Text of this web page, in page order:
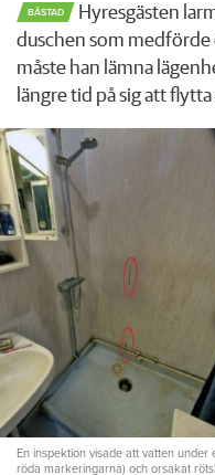
BÅSTAD
Hyresgästen
duschen som
måste han lämna
längre tid på sig att
En inspektion visade att vatten
röda markeringarna) och orsakat